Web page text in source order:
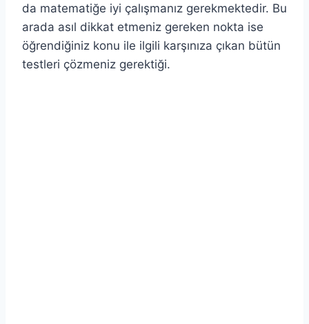
da matematiğe iyi çalışmanız gerekmektedir. Bu
arada asıl dikkat etmeniz gereken nokta ise
öğrendiğiniz konu ile ilgili karşınıza çıkan bütün
testleri çözmeniz gerektiği.